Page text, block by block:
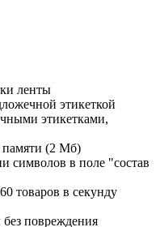
ленты
этикеткой
этикетками,
памяти (2 Мб)
символов в поле "состав
товаров в секунду
без повреждения